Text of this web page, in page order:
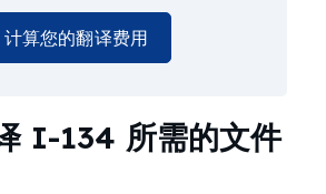
计算您的翻译费用
I-134 所需的文件